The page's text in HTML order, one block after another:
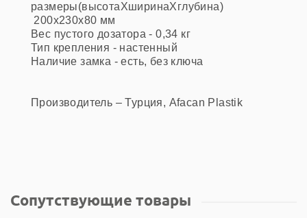
размеры(высотаХширинаХглубина)
200x230x80 мм
Вес пустого дозатора - 0,34 кг
Тип крепления - настенный
Наличие замка - есть, без ключа
Производитель – Турция, Afacan Plastik
Сопутствующие товары